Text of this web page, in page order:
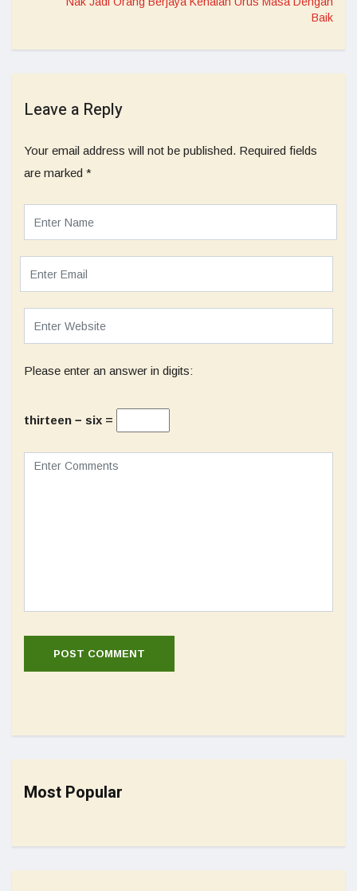
Baik
Leave a Reply
Your email address will not be published. Required fields
are marked *
Please enter an answer in digits:
thirteen − six =
Most Popular